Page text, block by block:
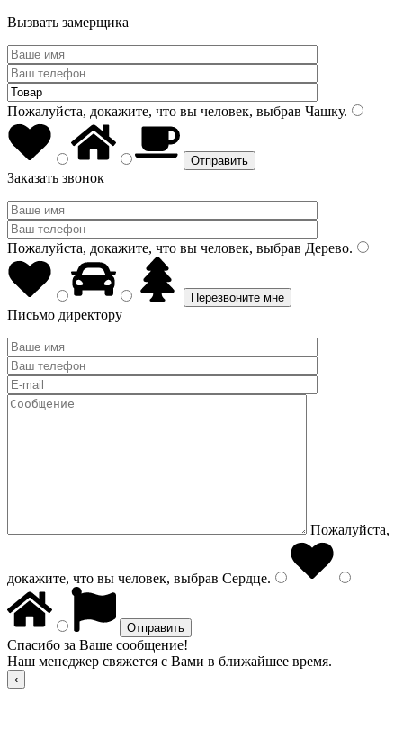
Вызвать замерщика
Пожалуйста, докажите, что вы человек, выбрав Чашку.
Заказать звонок
Пожалуйста, докажите, что вы человек, выбрав Дерево.
Письмо директору
Пожалуйста,
докажите, что вы человек, выбрав Сердце.
Спасибо за Ваше сообщение!
Наш менеджер свяжется с Вами в ближайшее время.